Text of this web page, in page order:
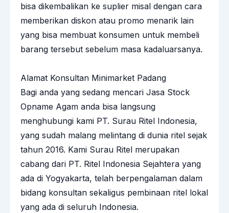
bisa dikembalikan ke suplier misal dengan cara
memberikan diskon atau promo menarik lain
yang bisa membuat konsumen untuk membeli
barang tersebut sebelum masa kadaluarsanya.
Alamat Konsultan Minimarket Padang
Bagi anda yang sedang mencari Jasa Stock
Opname Agam anda bisa langsung
menghubungi kami PT. Surau Ritel Indonesia,
yang sudah malang melintang di dunia ritel sejak
tahun 2016. Kami Surau Ritel merupakan
cabang dari PT. Ritel Indonesia Sejahtera yang
ada di Yogyakarta, telah berpengalaman dalam
bidang konsultan sekaligus pembinaan ritel lokal
yang ada di seluruh Indonesia.